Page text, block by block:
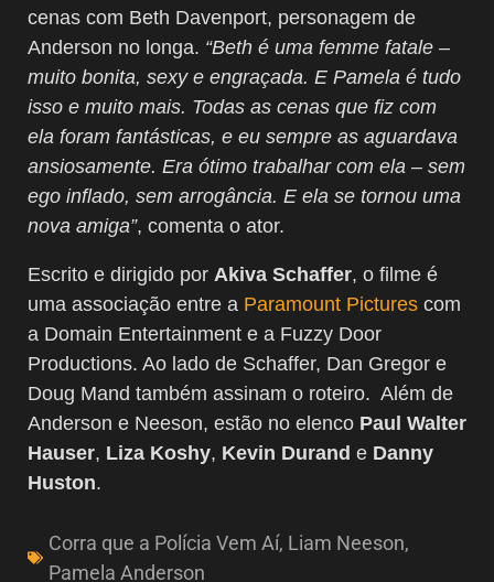
cenas com Beth Davenport, personagem de
Anderson no longa. “Beth é uma femme fatale –
muito bonita, sexy e engraçada. E Pamela é tudo
isso e muito mais. Todas as cenas que fiz com
ela foram fantásticas, e eu sempre as aguardava
ansiosamente. Era ótimo trabalhar com ela – sem
ego inflado, sem arrogância. E ela se tornou uma
nova amiga”, comenta o ator.
Escrito e dirigido por Akiva Schaffer, o filme é
uma associação entre a Paramount Pictures com
a Domain Entertainment e a Fuzzy Door
Productions. Ao lado de Schaffer, Dan Gregor e
Doug Mand também assinam o roteiro. Além de
Anderson e Neeson, estão no elenco Paul Walter
Hauser, Liza Koshy, Kevin Durand e Danny
Huston.
Corra que a Polícia Vem Aí, Liam Neeson,
Pamela Anderson